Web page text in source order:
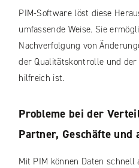
PIM-Software löst diese
umfassende Weise. Sie
Nachverfolgung von
der Qualitätskontrolle und
hilfreich ist.
Probleme bei der
Partner, Geschäfte und
Mit PIM können Daten